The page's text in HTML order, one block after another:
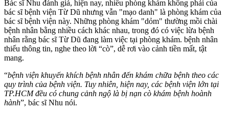
Bác sĩ Nhu đánh giá, hiện nay, nhiều phòng khám không phải của
bác sĩ bệnh viện Từ Dũ nhưng vẫn "mạo danh" là phòng khám của
bác sĩ bệnh viện này. Những phòng khám "dỏm" thường mồi chài
bệnh nhân bằng nhiều cách khác nhau, trong đó có việc lừa bệnh
nhân rằng bác sĩ Từ Dũ đang làm việc tại phòng khám. bệnh nhân
thiếu thông tin, nghe theo lời “cò”, dễ rơi vào cảnh tiền mất, tật
mang.
“bệnh viện khuyến khích bệnh nhân đến khám chữa bệnh theo các
quy trình của bệnh viện. Tuy nhiên, hiện nay, các bệnh viện lớn tại
TP.HCM đều có chung cảnh ngộ là bị nạn cò khám bệnh hoành
hành”, bác sĩ Nhu nói.